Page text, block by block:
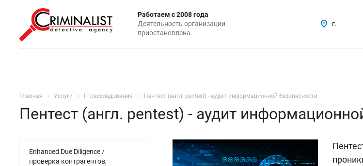
Работаем с 2008 года
Деятельность организации
приостановлена.
г.
Главная Услуги IT расследования Пентест (англ. pentest) - аудит информационной безопасности
Пентест (англ. pentest) - аудит
Enhanced Due Diligence /
проверка контрагентов,